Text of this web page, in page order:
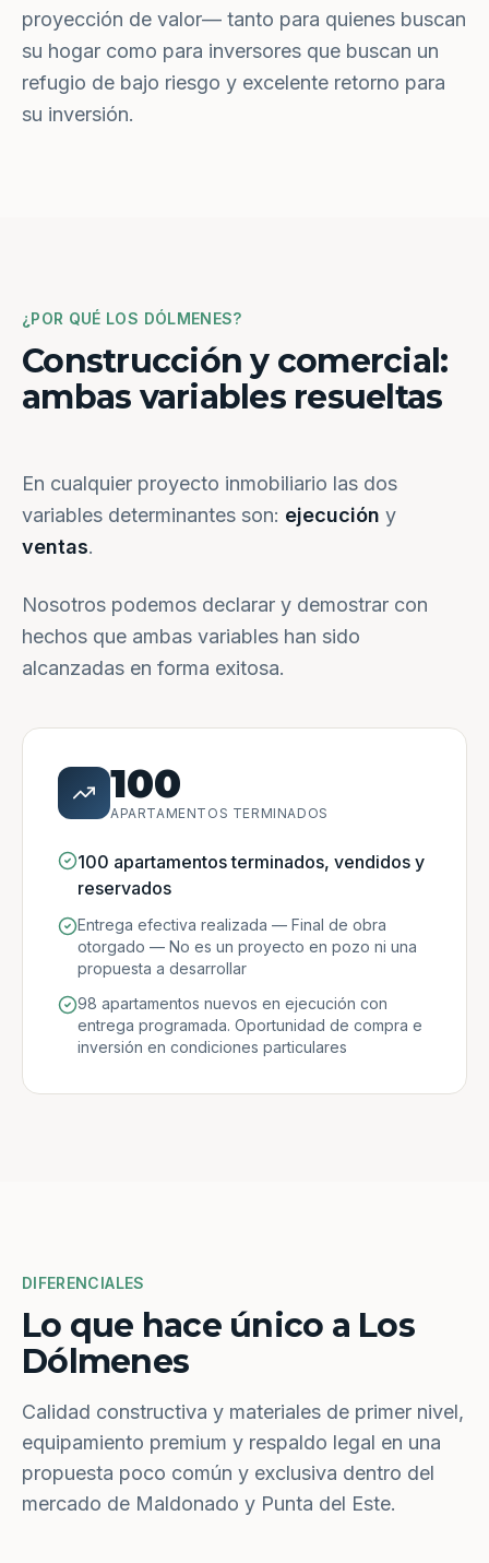
proyección de valor— tanto para quienes buscan
su hogar como para inversores que buscan un
refugio de bajo riesgo y excelente retorno para
su inversión.
¿POR QUÉ LOS DÓLMENES?
Construcción y comercial:
ambas variables resueltas
En cualquier proyecto inmobiliario las dos
variables determinantes son: ejecución y
ventas.
Nosotros podemos declarar y demostrar con
hechos que ambas variables han sido
alcanzadas en forma exitosa.
100
APARTAMENTOS TERMINADOS
100 apartamentos terminados, vendidos y
reservados
Entrega efectiva realizada — Final de obra
otorgado — No es un proyecto en pozo ni una
propuesta a desarrollar
98 apartamentos nuevos en ejecución con
entrega programada. Oportunidad de compra e
inversión en condiciones particulares
DIFERENCIALES
Lo que hace único a Los
Dólmenes
Calidad constructiva y materiales de primer nivel,
equipamiento premium y respaldo legal en una
propuesta poco común y exclusiva dentro del
mercado de Maldonado y Punta del Este.